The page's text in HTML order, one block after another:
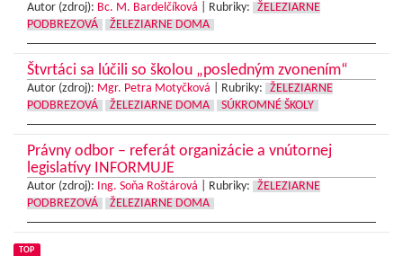
Autor (zdroj): Bc. M. Bardelčíková Rubriky:
ŽELEZIARNE
PODBREZOVÁ
ŽELEZIARNE DOMA
Štvrtáci sa lúčili so školou „posledným zvonením“
Autor (zdroj): Mgr. Petra Motyčková Rubriky:
ŽELEZIARNE
PODBREZOVÁ
ŽELEZIARNE DOMA SÚKROMNÉ ŠKOLY
Právny odbor – referát organizácie a vnútornej
legislatívy INFORMUJE
Autor (zdroj): Ing. Soňa Roštárová Rubriky:
ŽELEZIARNE
PODBREZOVÁ
ŽELEZIARNE DOMA
TOP